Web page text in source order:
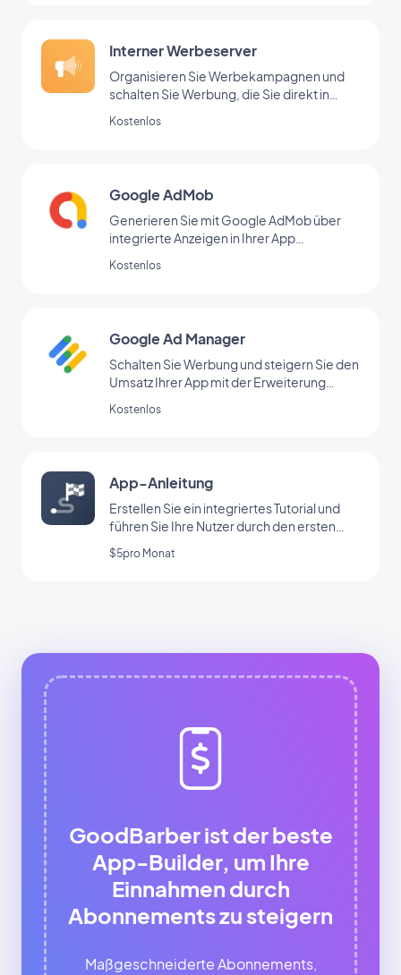
Interner Werbeserver
Organisieren Sie Werbekampagnen und
schalten Sie Werbung, die Sie direkt in
Kostenlos
Google AdMob
Generieren Sie mit Google AdMob über
integrierte Anzeigen in Ihrer App
Kostenlos
Google Ad Manager
Schalten Sie Werbung und steigern Sie den
Umsatz Ihrer App mit der Erweiterung
Kostenlos
App-Anleitung
Erstellen Sie ein integriertes Tutorial und
führen Sie Ihre Nutzer durch den ersten
Start Ihrer App
$5pro Monat
GoodBarber ist der beste
App-Builder, um Ihre
Einnahmen durch
Abonnements zu steigern
Maßgeschneiderte Abonnements,